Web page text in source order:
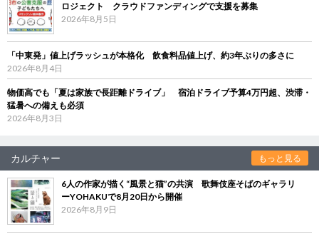
ロジェクト クラウドファンディングで支援を募集
2026年8月5日
「中東発」値上げラッシュが本格化 飲食料品値上げ、約3年ぶりの多さに
2026年8月4日
物価高でも「夏は家族で長距離ドライブ」 宿泊ドライブ予算4万円超、渋滞・
猛暑への備えも必須
2026年8月3日
カルチャー もっと見る
6人の作家が描く“風景と猫”の共演 歌舞伎座そばのギャラリ
ーYOHAKUで8月20日から開催
2026年8月9日